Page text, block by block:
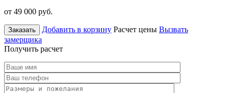
от 49 000 руб.
Заказать Добавить в корзину Расчет цены Вызвать
замерщика
Получить расчет